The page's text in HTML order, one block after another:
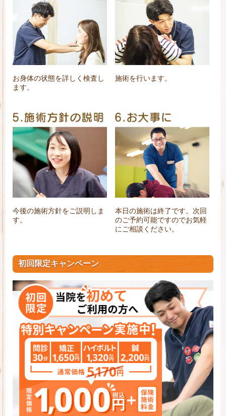
お身体の状態を詳しく検査し
ます。
施術を行います。
今後の施術方針をご説明しま
す。
本日の施術は終了です。次回
のご予約可能ですのでお気軽
にご相談ください。
初回限定キャンペーン